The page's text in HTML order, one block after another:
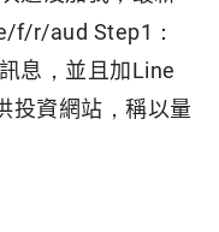
f/r/aud Step1：
息，並且加Line
投資網站，稱以量